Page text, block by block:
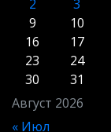
Август 2026
2
3
9
10
16
17
23
24
30
31
« Июл